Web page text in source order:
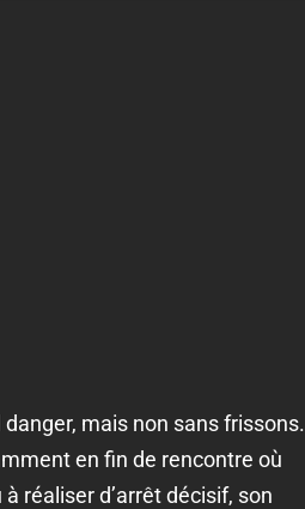
mais non sans frissons.
en fin de rencontre où
réaliser d’arrêt décisif, son